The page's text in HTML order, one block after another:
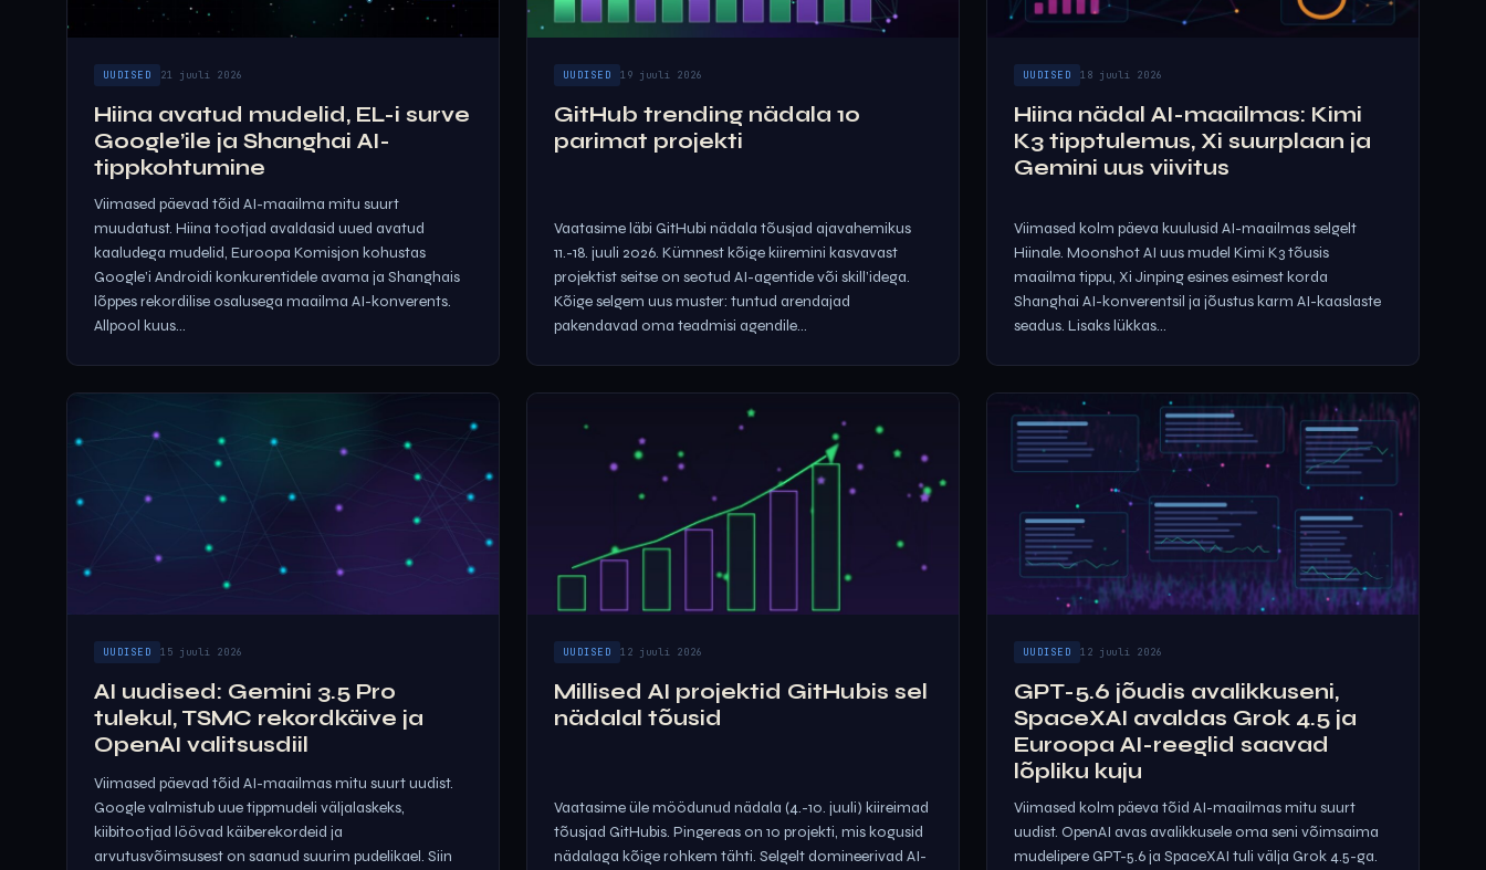
UUDISED 21 juuli 2026
Hiina avatud mudelid, EL-i surve
Google’ile ja Shanghai AI-
tippkohtumine
Viimased päevad tõid AI-maailma mitu suurt
muudatust. Hiina tootjad avaldasid uued avatud
kaaludega mudelid, Euroopa Komisjon kohustas
Google’i Androidi konkurentidele avama ja Shanghais
lõppes rekordilise osalusega maailma AI-konverents.
Allpool kuus...
UUDISED 19 juuli 2026
GitHub trending nädala 10
parimat projekti
Vaatasime läbi GitHubi nädala tõusjad ajavahemikus
11.-18. juuli 2026. Kümnest kõige kiiremini kasvavast
projektist seitse on seotud AI-agentide või skill’idega.
Kõige selgem uus muster: tuntud arendajad
pakendavad oma teadmisi agendile...
UUDISED 18 juuli 2026
Hiina nädal AI-maailmas: Kimi
K3 tipptulemus, Xi suurplaan ja
Gemini uus viivitus
Viimased kolm päeva kuulusid AI-maailmas selgelt
Hiinale. Moonshot AI uus mudel Kimi K3 tõusis
maailma tippu, Xi Jinping esines esimest korda
Shanghai AI-konverentsil ja jõustus karm AI-kaaslaste
seadus. Lisaks lükkas...
UUDISED 15 juuli 2026
AI uudised: Gemini 3.5 Pro
tulekul, TSMC rekordkäive ja
OpenAI valitsusdiil
Viimased päevad tõid AI-maailmas mitu suurt uudist.
Google valmistub uue tippmudeli väljalaskeks,
kiibitootjad löövad käiberekordeid ja
arvutusvõimsusest on saanud suurim pudelikael. Siin
UUDISED 12 juuli 2026
Millised AI projektid GitHubis sel
nädalal tõusid
Vaatasime üle möödunud nädala (4.-10. juuli) kiireimad
tõusjad GitHubis. Pingereas on 10 projekti, mis kogusid
nädalaga kõige rohkem tähti. Selgelt domineerivad AI-
UUDISED 12 juuli 2026
GPT-5.6 jõudis avalikkuseni,
SpaceXAI avaldas Grok 4.5 ja
Euroopa AI-reeglid saavad
lõpliku kuju
Viimased kolm päeva tõid AI-maailmas mitu suurt
uudist. OpenAI avas avalikkusele oma seni võimsaima
mudelipere GPT-5.6 ja SpaceXAI tuli välja Grok 4.5-ga.